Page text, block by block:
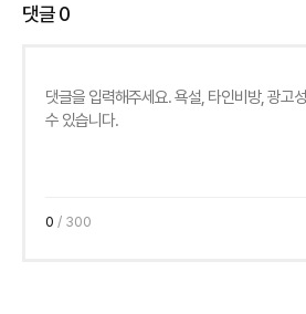
댓글0
0 / 300